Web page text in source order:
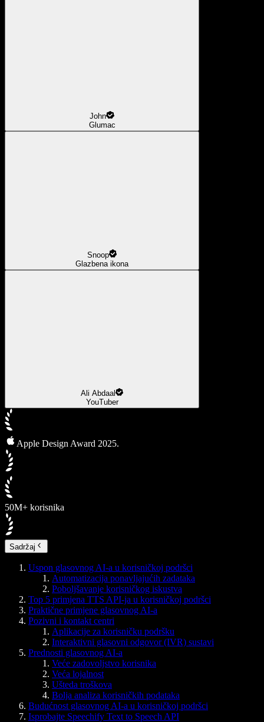
John
Glumac
Snoop
Glazbena ikona
Ali Abdaal
YouTuber
Apple Design Award 2025.
50M+ korisnika
Sadržaj
Uspon glasovnog AI-a u korisničkoj podršci
Automatizacija ponavljajućih zadataka
Poboljšavanje korisničkog iskustva
Top 5 primjena TTS API-ja u korisničkoj podršci
Praktične primjene glasovnog AI-a
Pozivni i kontakt centri
Aplikacije za korisničku podršku
Interaktivni glasovni odgovor (IVR) sustavi
Prednosti glasovnog AI-a
Veće zadovoljstvo korisnika
Veća lojalnost
Ušteda troškova
Bolja analiza korisničkih podataka
Budućnost glasovnog AI-a u korisničkoj podršci
Isprobajte Speechify Text to Speech API